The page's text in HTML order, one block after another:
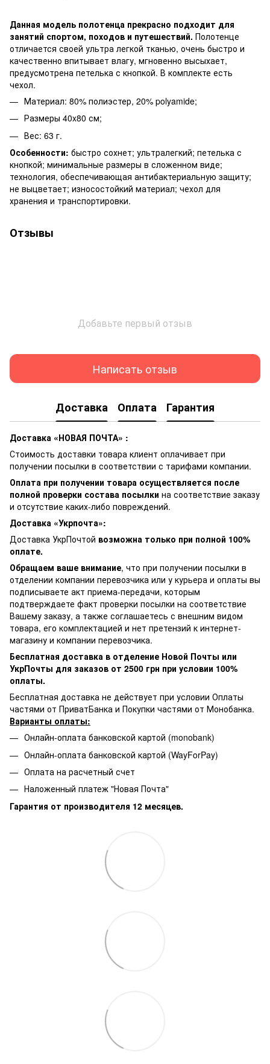
Данная модель полотенца прекрасно подходит для
занятий спортом, походов и путешествий. Полотенце
отличается своей ультра легкой тканью, очень быстро и
качественно впитывает влагу, мгновенно высыхает,
предусмотрена петелька с кнопкой. В комплекте есть
чехол.
Материал: 80% полиэстер, 20% polyamide;
Размеры 40x80 см;
Вес: 63 г.
Особенности: быстро сохнет; ультралегкий; петелька с
кнопкой; минимальные размеры в сложенном виде;
технология, обеспечивающая антибактериальную защиту;
не выцветает; износостойкий материал; чехол для
хранения и транспортировки.
Отзывы
Добавьте первый отзыв
Написать отзыв
Доставка Оплата Гарантия
Доставка «НОВАЯ ПОЧТА» :
Стоимость доставки товара клиент оплачивает при
получении посылки в соответствии с тарифами компании.
Оплата при получении товара осуществляется после
полной проверки состава посылки на соответствие заказу
и отсутствие каких-либо повреждений.
Доставка «Укрпочта»:
Доставка УкрПочтой возможна только при полной 100%
оплате.
Обращаем ваше внимание, что при получении посылки в
отделении компании перевозчика или у курьера и оплаты вы
подписываете акт приема-передачи, которым
подтверждаете факт проверки посылки на соответствие
Вашему заказу, а также соглашаетесь с внешним видом
товара, его комплектацией и нет претензий к интернет-
магазину и компании перевозчика.
Бесплатная доставка в отделение Новой Почты или
УкрПочты для заказов от 2500 грн при условии 100%
оплаты.
Бесплатная доставка не действует при условии Оплаты
частями от ПриватБанка и Покупки частями от Монобанка.
Варианты оплаты:
Онлайн-оплата банковской картой (monobank)
Онлайн-оплата банковской картой (WayForPay)
Оплата на расчетный счет
Наложенный платеж "Новая Почта"
Гарантия от производителя 12 месяцев.